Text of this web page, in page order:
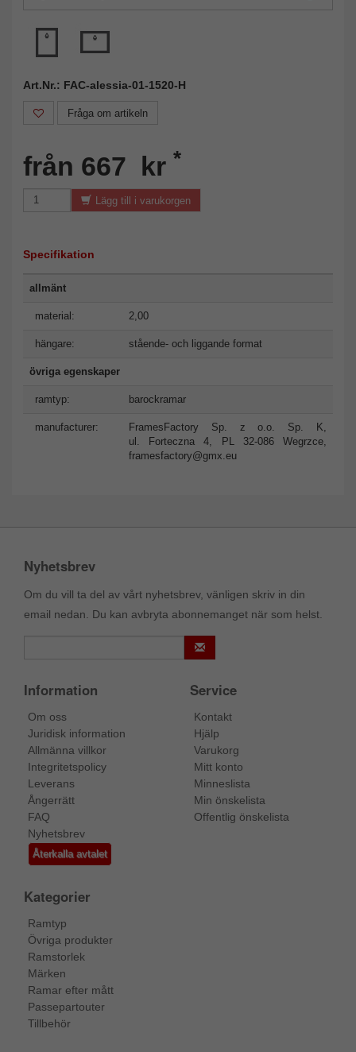
Art.Nr.: FAC-alessia-01-1520-H
Fråga om artikeln
från 667 kr *
Lägg till i varukorgen
Specifikation
allmänt
material: 2,00
hängare: stående- och liggande format
övriga egenskaper
ramtyp: barockramar
manufacturer:
FramesFactory Sp. z o.o. Sp. K,
ul. Forteczna 4, PL 32-086 Wegrzce,
framesfactory@gmx.eu
Nyhetsbrev
Om du vill ta del av vårt nyhetsbrev, vänligen skriv in din
email nedan. Du kan avbryta abonnemanget när som helst.
Information
Om oss
Juridisk information
Allmänna villkor
Integritetspolicy
Leverans
Ångerrätt
FAQ
Nyhetsbrev
Återkalla avtalet
Service
Kontakt
Hjälp
Varukorg
Mitt konto
Minneslista
Min önskelista
Offentlig önskelista
Kategorier
Ramtyp
Övriga produkter
Ramstorlek
Märken
Ramar efter mått
Passepartouter
Tillbehör